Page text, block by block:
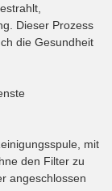
Dieser Prozess
die Gesundheit
mit
den Filter zu
angeschlossen